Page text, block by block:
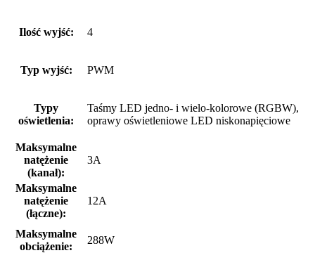
Ilość wyjść: 4
Typ wyjść: PWM
Typy
oświetlenia:
Taśmy LED jedno- i wielo-kolorowe (RGBW),
oprawy oświetleniowe LED niskonapięciowe
Maksymalne
natężenie
(kanał):
3A
Maksymalne
natężenie
(łączne):
12A
Maksymalne
obciążenie:
288W